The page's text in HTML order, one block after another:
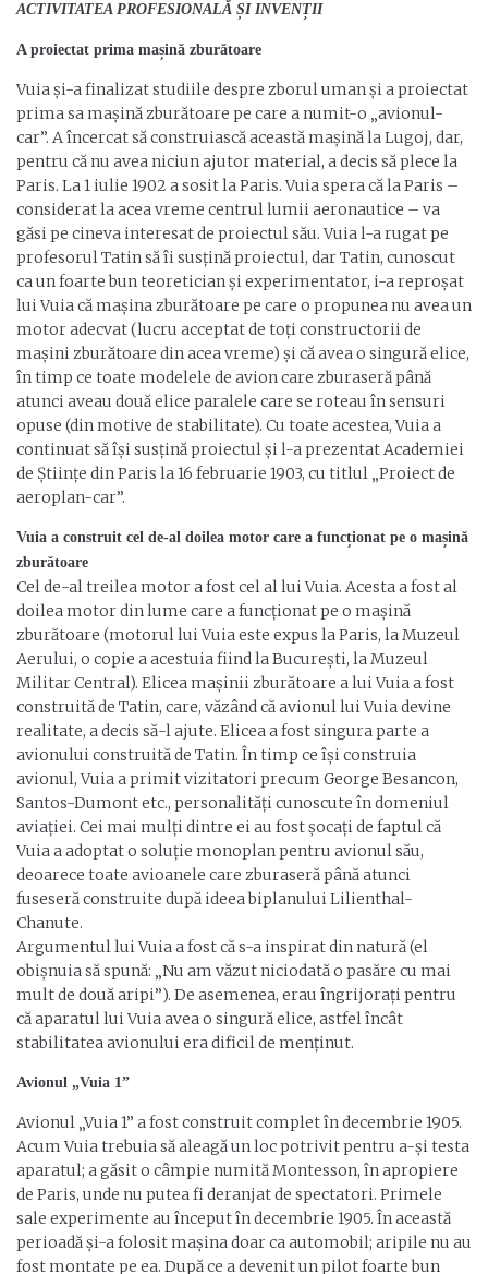
ACTIVITATEA PROFESIONALĂ ȘI INVENȚII
A proiectat prima mașină zburătoare
Vuia și-a finalizat studiile despre zborul uman și a proiectat
prima sa mașină zburătoare pe care a numit-o „avionul-
car”. A încercat să construiască această mașină la Lugoj, dar,
pentru că nu avea niciun ajutor material, a decis să plece la
Paris. La 1 iulie 1902 a sosit la Paris. Vuia spera că la Paris –
considerat la acea vreme centrul lumii aeronautice – va
găsi pe cineva interesat de proiectul său. Vuia l-a rugat pe
profesorul Tatin să îi susțină proiectul, dar Tatin, cunoscut
ca un foarte bun teoretician și experimentator, i-a reproșat
lui Vuia că mașina zburătoare pe care o propunea nu avea un
motor adecvat (lucru acceptat de toți constructorii de
mașini zburătoare din acea vreme) și că avea o singură elice,
în timp ce toate modelele de avion care zburaseră până
atunci aveau două elice paralele care se roteau în sensuri
opuse (din motive de stabilitate). Cu toate acestea, Vuia a
continuat să își susțină proiectul și l-a prezentat Academiei
de Științe din Paris la 16 februarie 1903, cu titlul „Proiect de
aeroplan-car”.
Vuia a construit cel de-al doilea motor care a funcționat pe o mașină
zburătoare
Cel de-al treilea motor a fost cel al lui Vuia. Acesta a fost al
doilea motor din lume care a funcționat pe o mașină
zburătoare (motorul lui Vuia este expus la Paris, la Muzeul
Aerului, o copie a acestuia fiind la București, la Muzeul
Militar Central). Elicea mașinii zburătoare a lui Vuia a fost
construită de Tatin, care, văzând că avionul lui Vuia devine
realitate, a decis să-l ajute. Elicea a fost singura parte a
avionului construită de Tatin. În timp ce își construia
avionul, Vuia a primit vizitatori precum George Besancon,
Santos-Dumont etc., personalități cunoscute în domeniul
aviației. Cei mai mulți dintre ei au fost șocați de faptul că
Vuia a adoptat o soluție monoplan pentru avionul său,
deoarece toate avioanele care zburaseră până atunci
fuseseră construite după ideea biplanului Lilienthal-
Chanute.
Argumentul lui Vuia a fost că s-a inspirat din natură (el
obișnuia să spună: „Nu am văzut niciodată o pasăre cu mai
mult de două aripi”). De asemenea, erau îngrijorați pentru
că aparatul lui Vuia avea o singură elice, astfel încât
stabilitatea avionului era dificil de menținut.
Avionul „Vuia 1”
Avionul „Vuia 1” a fost construit complet în decembrie 1905.
Acum Vuia trebuia să aleagă un loc potrivit pentru a-și testa
aparatul; a găsit o câmpie numită Montesson, în apropiere
de Paris, unde nu putea fi deranjat de spectatori. Primele
sale experimente au început în decembrie 1905. În această
perioadă și-a folosit mașina doar ca automobil; aripile nu au
fost montate pe ea. După ce a devenit un pilot foarte bun